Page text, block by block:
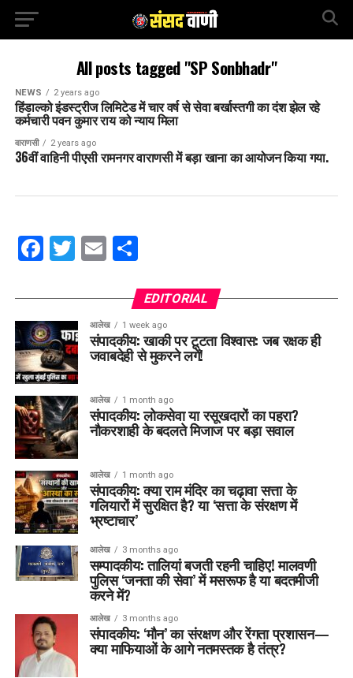
All posts tagged "SP Sonbhadr"
NEWS 2 years ago
हिंडाल्को इंडस्ट्रीज लिमिटेड में चार वर्ष से सेवा बर्खास्तगी का दंश झेल रहे
कर्मचारी पवन कुमार राय को न्याय मिला
वाराणसी 2 years ago
36वीं वाहिनी पीएसी रामनगर वाराणसी में बड़ा खाना का आयोजन किया गया.
Facebook
Twitter
EmailShare
EDITORIAL
आलेख 1 week ago
संपादकीय: खाकी पर टूटता विश्वास: जब रक्षक ही
जवाबदेही से मुकरने लगें!
आलेख 1 month ago
संपादकीय: लोकसेवा या रसूखदारों का पहरा?
नौकरशाही के बदलते मिजाज पर बड़ा सवाल
आलेख 1 month ago
संपादकीय: क्या राम मंदिर का चढ़ावा सत्ता के
गलियारों में सुरक्षित है? या ‘सत्ता के संरक्षण में
भ्रष्टाचार’
आलेख 3 months ago
सम्पादकीय: तालियां बजती रहनी चाहिए! मालवणी
पुलिस ‘जनता की सेवा’ में मसरूफ है या बदतमीजी
करने में?
आलेख 3 months ago
संपादकीय: ‘मौन’ का संरक्षण और रेंगता प्रशासन—
क्या माफियाओं के आगे नतमस्तक है तंत्र?